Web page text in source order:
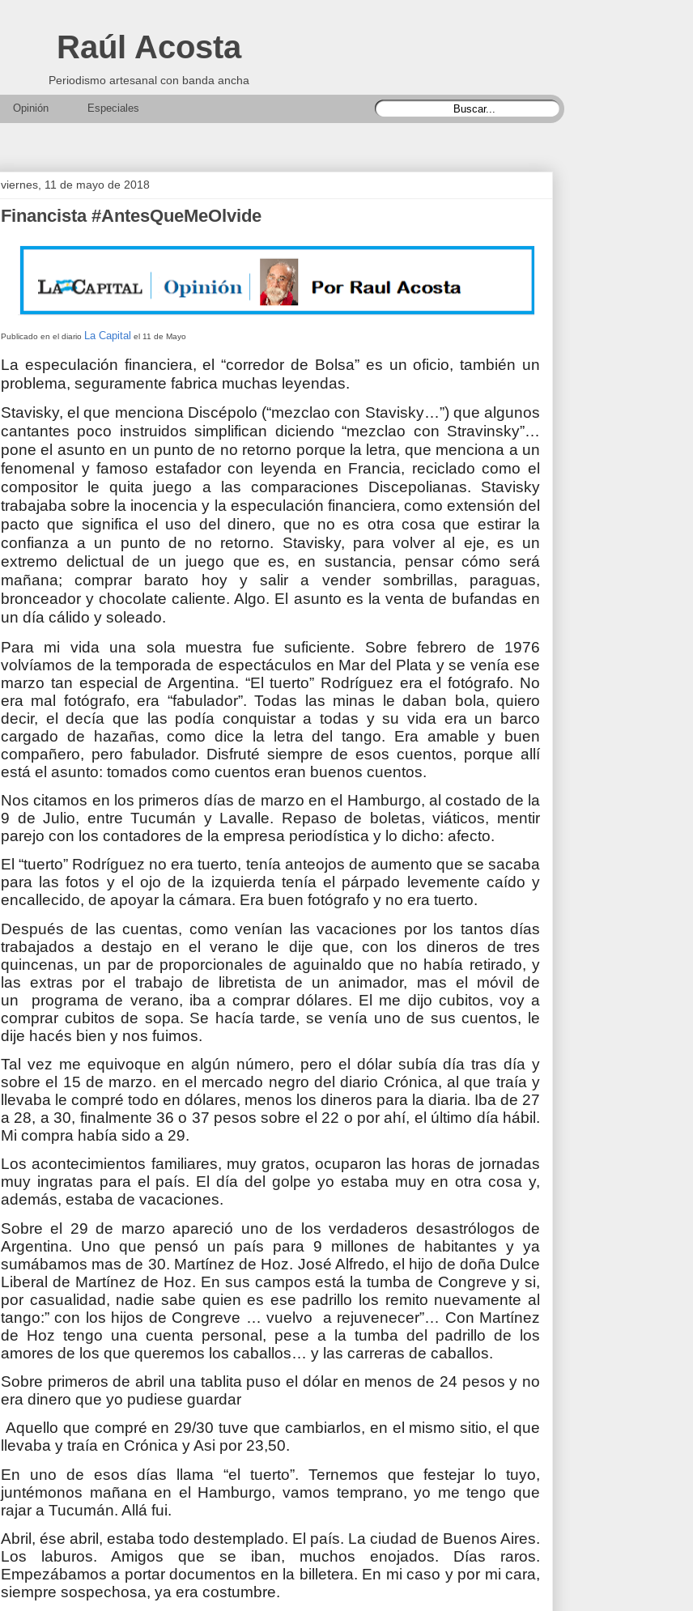
Raúl Acosta
Periodismo artesanal con banda ancha
Opinión Especiales
viernes, 11 de mayo de 2018
Financista #AntesQueMeOlvide
Publicado en el diario La Capital el 11 de Mayo
La especulación financiera, el “corredor de Bolsa” es un oficio, también un
problema, seguramente fabrica muchas leyendas.
Stavisky, el que menciona Discépolo (“mezclao con Stavisky…”) que algunos
cantantes poco instruidos simplifican diciendo “mezclao con Stravinsky”…
pone el asunto en un punto de no retorno porque la letra, que menciona a un
fenomenal y famoso estafador con leyenda en Francia, reciclado como el
compositor le quita juego a las comparaciones Discepolianas. Stavisky
trabajaba sobre la inocencia y la especulación financiera, como extensión del
pacto que significa el uso del dinero, que no es otra cosa que estirar la
confianza a un punto de no retorno. Stavisky, para volver al eje, es un
extremo delictual de un juego que es, en sustancia, pensar cómo será
mañana; comprar barato hoy y salir a vender sombrillas, paraguas,
bronceador y chocolate caliente. Algo. El asunto es la venta de bufandas en
un día cálido y soleado.
Para mi vida una sola muestra fue suficiente. Sobre febrero de 1976
volvíamos de la temporada de espectáculos en Mar del Plata y se venía ese
marzo tan especial de Argentina. “El tuerto” Rodríguez era el fotógrafo. No
era mal fotógrafo, era “fabulador”. Todas las minas le daban bola, quiero
decir, el decía que las podía conquistar a todas y su vida era un barco
cargado de hazañas, como dice la letra del tango. Era amable y buen
compañero, pero fabulador. Disfruté siempre de esos cuentos, porque allí
está el asunto: tomados como cuentos eran buenos cuentos.
Nos citamos en los primeros días de marzo en el Hamburgo, al costado de la
9 de Julio, entre Tucumán y Lavalle. Repaso de boletas, viáticos, mentir
parejo con los contadores de la empresa periodística y lo dicho: afecto.
El “tuerto” Rodríguez no era tuerto, tenía anteojos de aumento que se sacaba
para las fotos y el ojo de la izquierda tenía el párpado levemente caído y
encallecido, de apoyar la cámara. Era buen fotógrafo y no era tuerto.
Después de las cuentas, como venían las vacaciones por los tantos días
trabajados a destajo en el verano le dije que, con los dineros de tres
quincenas, un par de proporcionales de aguinaldo que no había retirado, y
las extras por el trabajo de libretista de un animador, mas el móvil de
un programa de verano, iba a comprar dólares. El me dijo cubitos, voy a
comprar cubitos de sopa. Se hacía tarde, se venía uno de sus cuentos, le
dije hacés bien y nos fuimos.
Tal vez me equivoque en algún número, pero el dólar subía día tras día y
sobre el 15 de marzo. en el mercado negro del diario Crónica, al que traía y
llevaba le compré todo en dólares, menos los dineros para la diaria. Iba de 27
a 28, a 30, finalmente 36 o 37 pesos sobre el 22 o por ahí, el último día hábil.
Mi compra había sido a 29.
Los acontecimientos familiares, muy gratos, ocuparon las horas de jornadas
muy ingratas para el país. El día del golpe yo estaba muy en otra cosa y,
además, estaba de vacaciones.
Sobre el 29 de marzo apareció uno de los verdaderos desastrólogos de
Argentina. Uno que pensó un país para 9 millones de habitantes y ya
sumábamos mas de 30. Martínez de Hoz. José Alfredo, el hijo de doña Dulce
Liberal de Martínez de Hoz. En sus campos está la tumba de Congreve y si,
por casualidad, nadie sabe quien es ese padrillo los remito nuevamente al
tango:” con los hijos de Congreve … vuelvo a rejuvenecer”… Con Martínez
de Hoz tengo una cuenta personal, pese a la tumba del padrillo de los
amores de los que queremos los caballos… y las carreras de caballos.
Sobre primeros de abril una tablita puso el dólar en menos de 24 pesos y no
era dinero que yo pudiese guardar
Aquello que compré en 29/30 tuve que cambiarlos, en el mismo sitio, el que
llevaba y traía en Crónica y Asi por 23,50.
En uno de esos días llama “el tuerto”. Ternemos que festejar lo tuyo,
juntémonos mañana en el Hamburgo, vamos temprano, yo me tengo que
rajar a Tucumán. Allá fui.
Abril, ése abril, estaba todo destemplado. El país. La ciudad de Buenos Aires.
Los laburos. Amigos que se iban, muchos enojados. Días raros.
Empezábamos a portar documentos en la billetera. En mi caso y por mi cara,
siempre sospechosa, ya era costumbre.